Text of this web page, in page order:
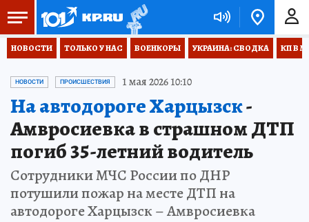
НОВОСТИ ТОЛЬКО У НАС ВОЕНКОРЫ УКРАИНА: СВОДКА КП В
НОВОСТИ ПРОИСШЕСТВИЯ 1 мая 2026 10:10
На автодороге Харцызск-
Амвросиевка в страшном ДТП
погиб 35-летний водитель
Сотрудники МЧС России по ДНР
потушили пожар на месте ДТП на
автодороге Харцызск – Амвросиевка